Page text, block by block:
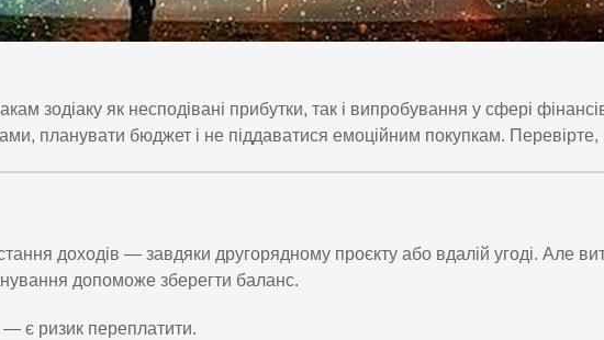
зодіаку як несподівані прибутки, так і випробування у сфері
планувати бюджет і не піддаватися емоційним покупкам.
доходів — завдяки другорядному проєкту або вдалій угоді. Але
допоможе зберегти баланс.
— є ризик переплатити.